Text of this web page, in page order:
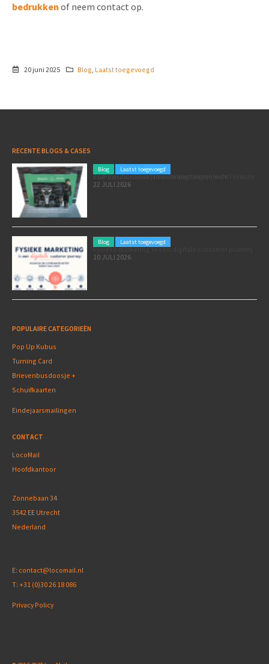
bedrukken of neem contact op.
20 juni 2025 Blog Laatst toegevoegd
RECENTE BLOGS & CASES
Blog Laatst toegevoegd
Poleposition voor je marketing: zó zet je de Formule 1 GP van Zandvoort in als marketingmoment
22 JULI 2026
Blog Laatst toegevoegd
Fysieke marketing in een digitale customer journey
10 JULI 2026
POPULAIRE CATEGORIEËN
Pop Up Kubus
Turning Card
Brievenbusdoosje +
Schuifkaarten
Eindejaarsmailingen
CONTACT
LocoMail
Hoofdkantoor
Zonnebaan 34
3542 EE Utrecht
Nederland
E: contact@locomail.nl
T: +31 (0)30 26 18 086
Privacy Policy